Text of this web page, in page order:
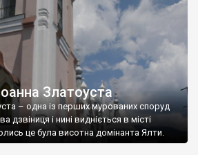
Златоуста
– одна із перших мурованих споруд
дзвіниця і нині видніється в місті
це була висотна домінанта Ялти.